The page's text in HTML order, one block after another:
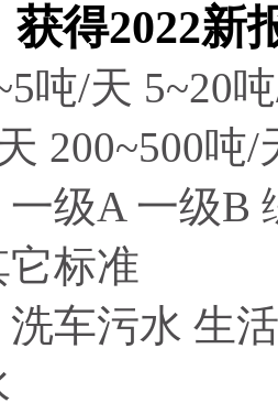
得2022新
吨/天 5~20
200~500吨/
一级A 一级B
它标准
洗车污水 生